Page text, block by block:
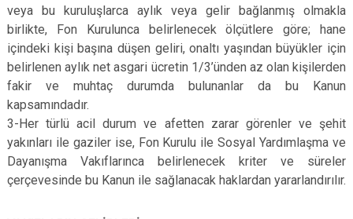
veya bu kuruluşlarca aylık veya gelir bağlanmış olmakla
birlikte, Fon Kurulunca belirlenecek ölçütlere göre; hane
içindeki kişi başına düşen geliri, onaltı yaşından büyükler için
belirlenen aylık net asgari ücretin 1/3’ünden az olan kişilerden
fakir ve muhtaç durumda bulunanlar da bu Kanun
kapsamındadır.
3-Her türlü acil durum ve afetten zarar görenler ve şehit
yakınları ile gaziler ise, Fon Kurulu ile Sosyal Yardımlaşma ve
Dayanışma Vakıflarınca belirlenecek kriter ve süreler
çerçevesinde bu Kanun ile sağlanacak haklardan yararlandırılır.